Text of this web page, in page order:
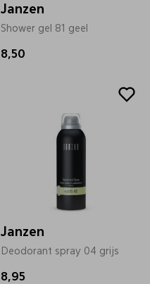
Janzen
Shower gel 81 geel
8,50
Janzen
Deodorant spray 04 grijs
8,95